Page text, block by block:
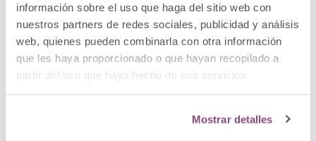
información sobre el uso que haga del sitio web con
nuestros partners de redes sociales, publicidad y análisis
web, quienes pueden combinarla con otra información
que les haya proporcionado o que hayan recopilado a
partir del uso que haya hecho de sus servicios.
Mostrar detalles
¡Feliz Día de la Mujer 2023! Celébralo con Clínica